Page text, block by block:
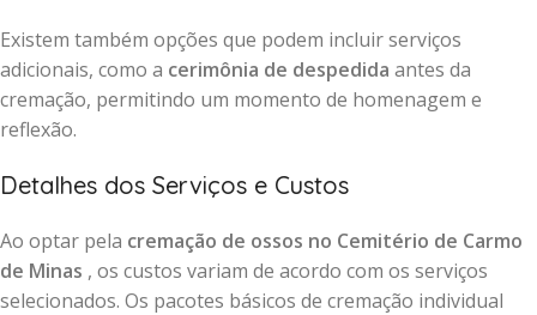
Existem também opções que podem incluir serviços
adicionais, como a cerimônia de despedida antes da
cremação, permitindo um momento de homenagem e
reflexão.
Detalhes dos Serviços e Custos
Ao optar pela cremação de ossos no Cemitério de Carmo
de Minas , os custos variam de acordo com os serviços
selecionados. Os pacotes básicos de cremação individual